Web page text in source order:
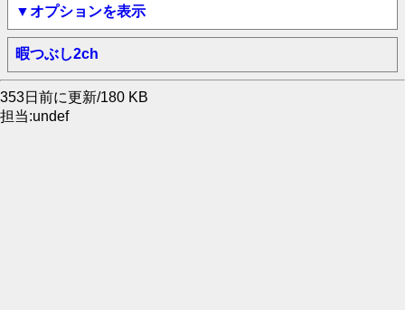
▼オプションを表示
暇つぶし2ch
353日前に更新/180 KB
担当:undef